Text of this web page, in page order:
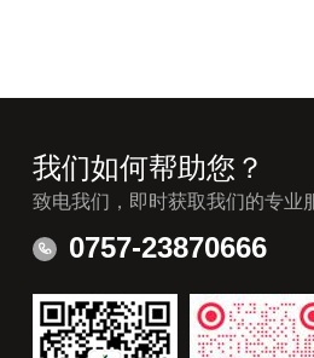
我们如何帮助您？
致电我们，即时获取我们的专业
0757-23870666